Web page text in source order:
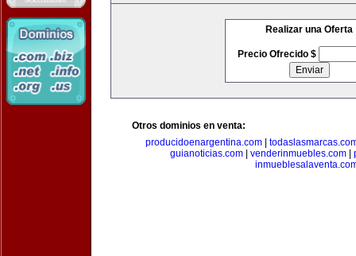
Realizar una Oferta
Precio Ofrecido $
Otros dominios en venta:
producidoenargentina.com|
guianoticias.com| venderinmuebles.com|